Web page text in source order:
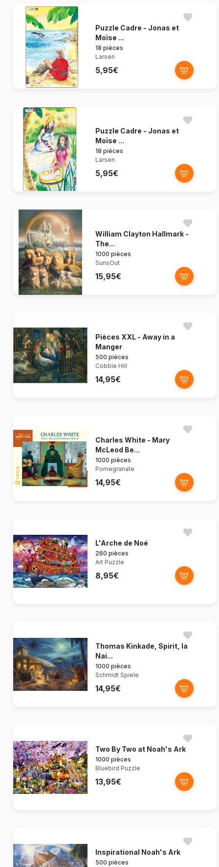
Puzzle Cadre - Jonas et
Moïse ...
18 pièces
Larsen
5,95€
Puzzle Cadre - Jonas et
Moïse ...
18 pièces
Larsen
5,95€
William Clayton Hallmark -
The...
1000 pièces
SunsOut
15,95€
Pièces XXL - Away in a
Manger
500 pièces
Cobble Hill
14,95€
Charles White - Mary
McLeod Be...
1000 pièces
Pomegranate
14,95€
L'Arche de Noé
260 pièces
Art Puzzle
8,95€
Thomas Kinkade, Spirit, la
Nai...
1000 pièces
Schmidt Spiele
14,95€
Two By Two at Noah's Ark
1000 pièces
Bluebird Puzzle
13,95€
Inspirational Noah's Ark
500 pièces